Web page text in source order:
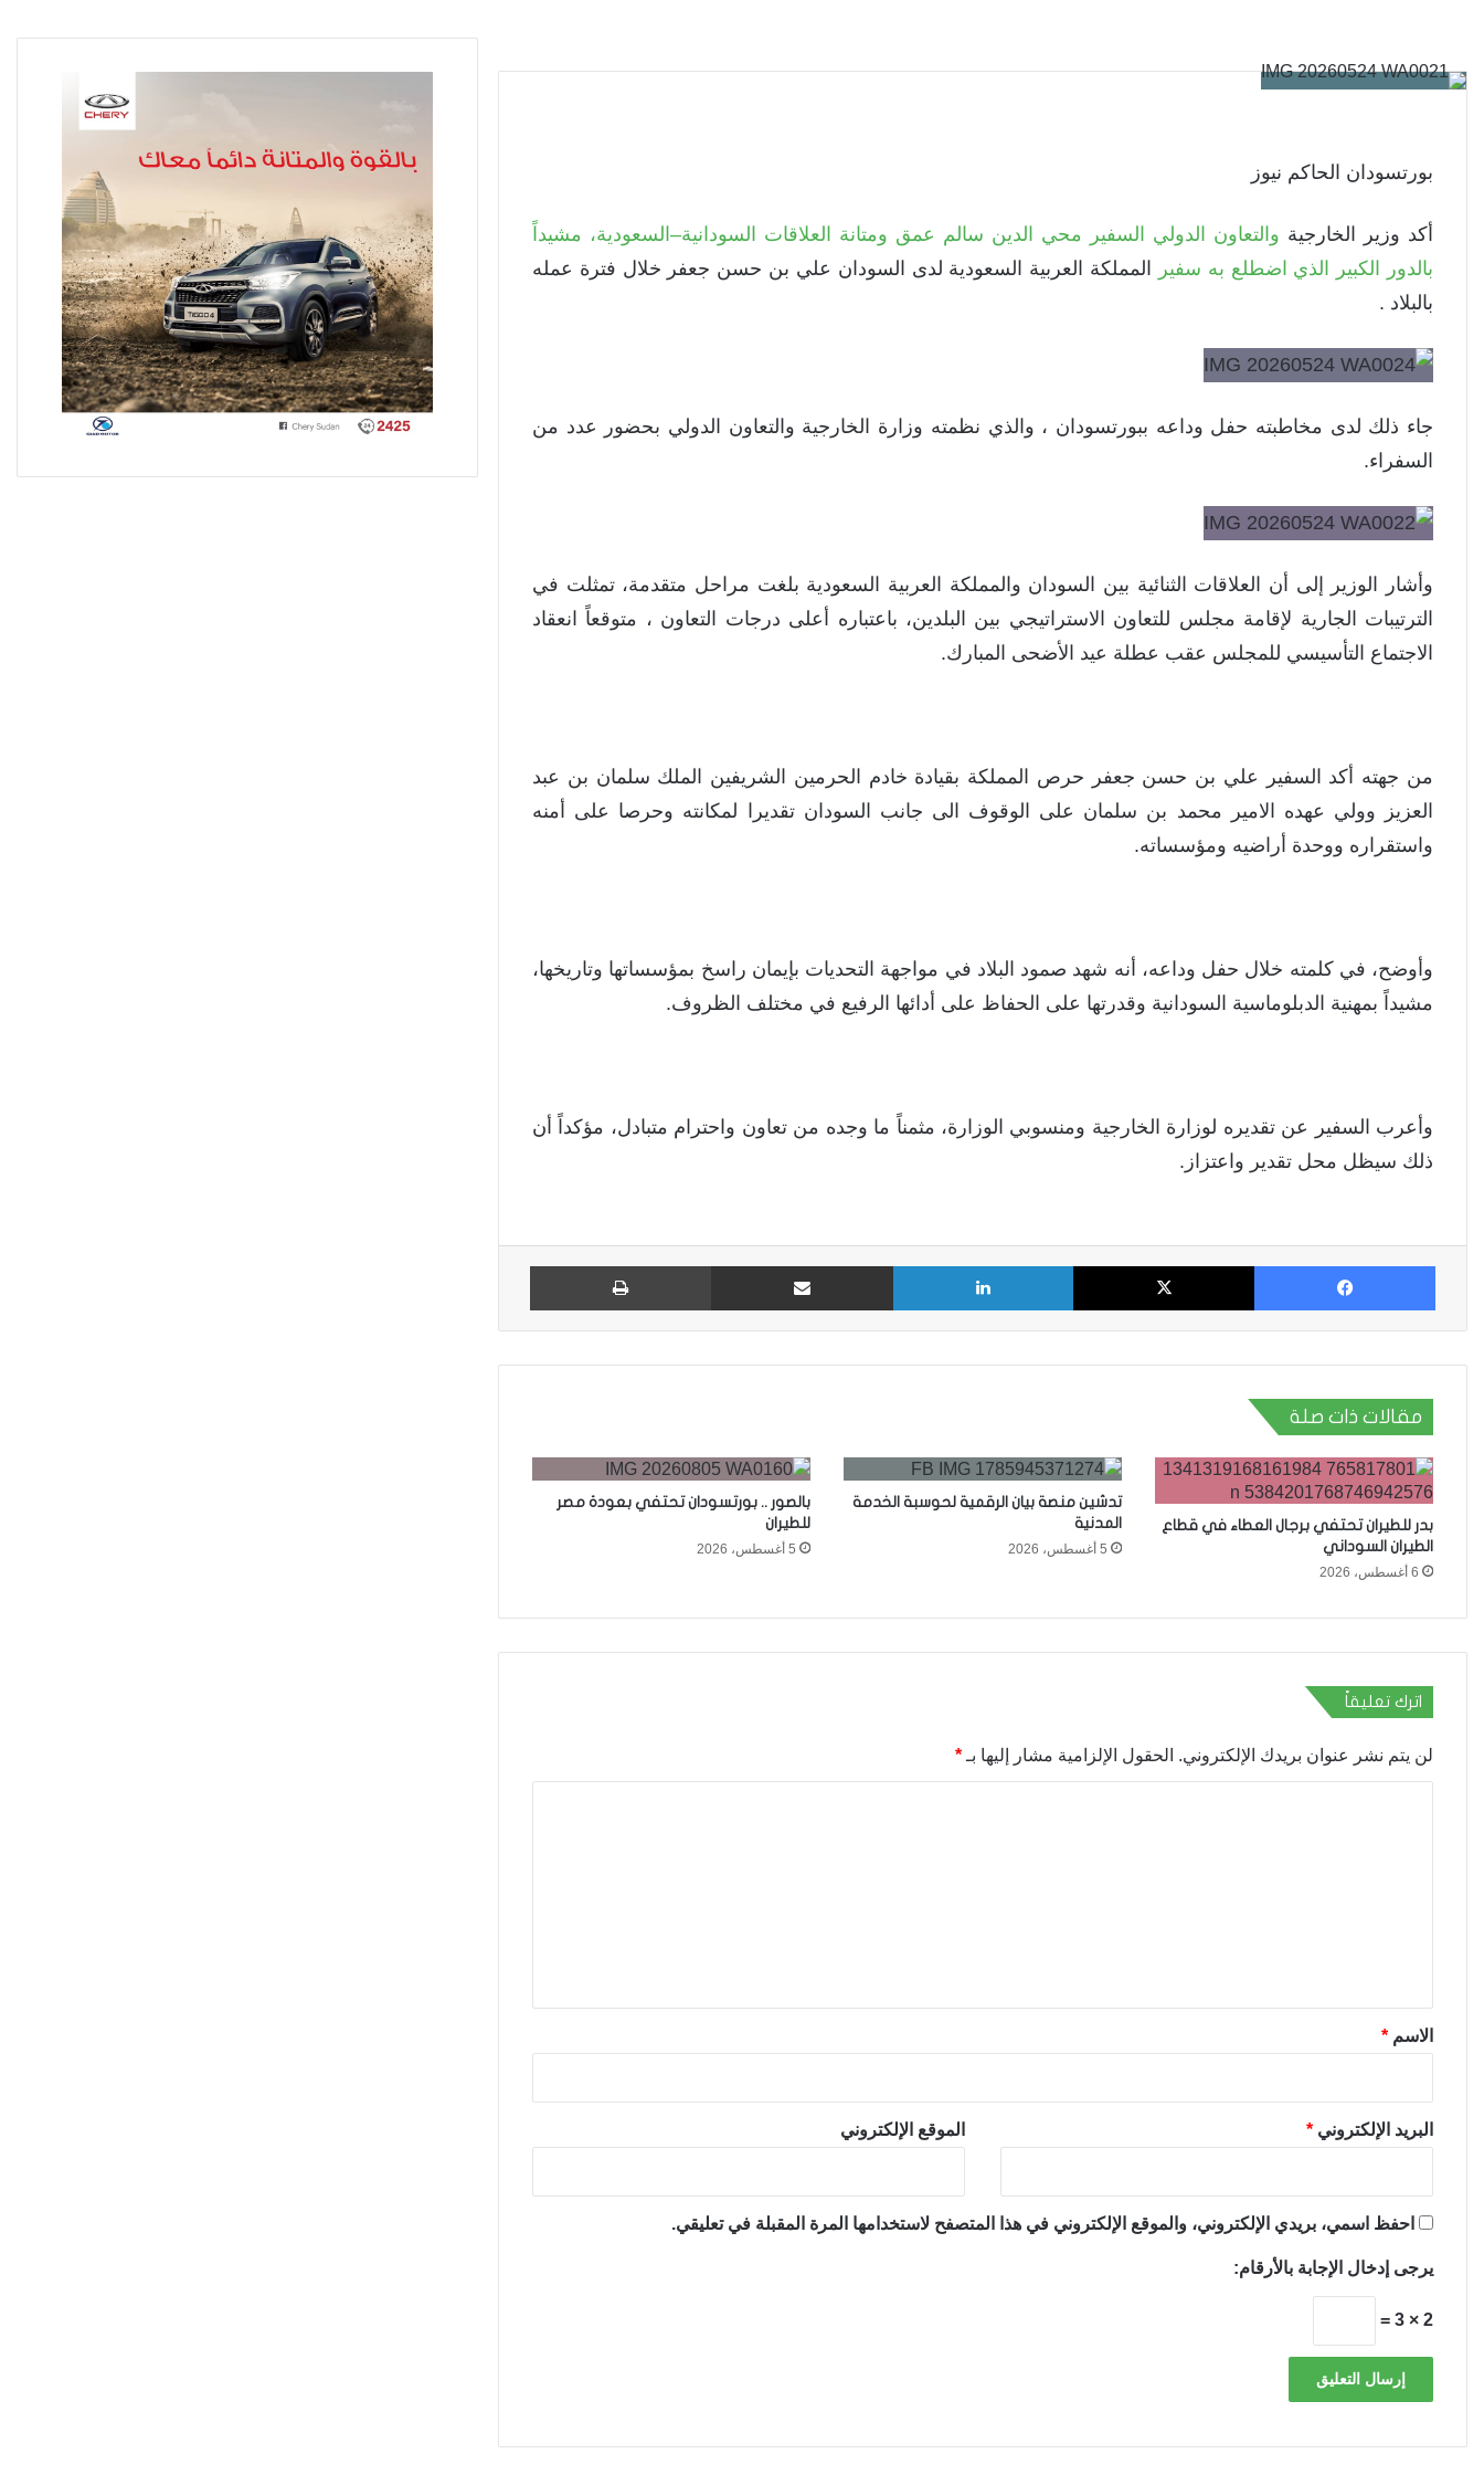
بورتسودان الحاكم نيوز
أكد وزير الخارجية والتعاون الدولي السفير محي الدين سالم عمق ومتانة العلاقات السودانية–السعودية، مشيداً
بالدور الكبير الذي اضطلع به سفير
المملكة العربية السعودية لدى السودان علي بن حسن جعفر خلال فترة عمله
بالبلاد .
جاء ذلك لدى مخاطبته حفل وداعه ببورتسودان ، والذي نظمته وزارة الخارجية والتعاون الدولي بحضور عدد من
السفراء.
وأشار الوزير إلى أن العلاقات الثنائية بين السودان والمملكة العربية السعودية بلغت مراحل متقدمة، تمثلت في
الترتيبات الجارية لإقامة مجلس للتعاون الاستراتيجي بين البلدين، باعتباره أعلى درجات التعاون ، متوقعاً انعقاد
الاجتماع التأسيسي للمجلس عقب عطلة عيد الأضحى المبارك.
من جهته أكد السفير علي بن حسن جعفر حرص المملكة بقيادة خادم الحرمين الشريفين الملك سلمان بن عبد
العزيز وولي عهده الامير محمد بن سلمان على الوقوف الى جانب السودان تقديرا لمكانته وحرصا على أمنه
واستقراره ووحدة أراضيه ومؤسساته.
وأوضح، في كلمته خلال حفل وداعه، أنه شهد صمود البلاد في مواجهة التحديات بإيمان راسخ بمؤسساتها وتاريخها،
مشيداً بمهنية الدبلوماسية السودانية وقدرتها على الحفاظ على أدائها الرفيع في مختلف الظروف.
وأعرب السفير عن تقديره لوزارة الخارجية ومنسوبي الوزارة، مثمناً ما وجده من تعاون واحترام متبادل، مؤكداً أن
ذلك سيظل محل تقدير واعتزاز.
فيسبوك X لينكدإن مشاركة عبر البريد طباعة
مقالات ذات صلة
بدر للطيران تحتفي برجال العطاء في قطاع
الطيران السوداني
6 أغسطس، 2026
تدشين منصة بيان الرقمية لحوسبة الخدمة
المدنية
5 أغسطس، 2026
بالصور .. بورتسودان تحتفي بعودة مصر
للطيران
5 أغسطس، 2026
اترك تعليقاً
لن يتم نشر عنوان بريدك الإلكتروني. الحقول الإلزامية مشار إليها بـ *
*الاسم *
البريد الإلكتروني * الموقع الإلكتروني
احفظ اسمي، بريدي الإلكتروني، والموقع الإلكتروني في هذا المتصفح لاستخدامها المرة المقبلة في تعليقي.
يرجى إدخال الإجابة بالأرقام:
2 × 3 =